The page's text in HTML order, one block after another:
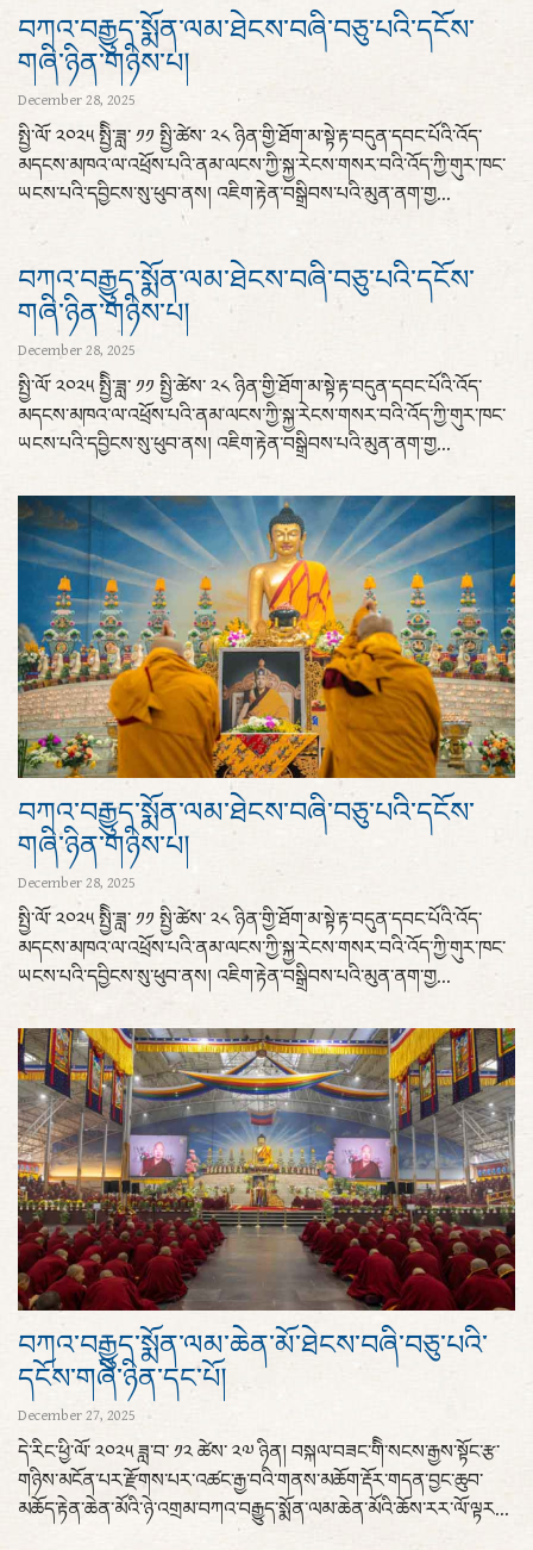
བཀའ་བརྒྱུད་སྨོན་ལམ་ཐེངས་བཞི་བཅུ་པའི་དངོས་
གཞི་ཉིན་གཉིས་པ།
December 28, 2025
སྤྱི་ལོ་ ༢༠༢༥ སྤྱིི་ཟླ་ ༡༡ སྤྱི་ཚེས་ ༢༨ ཉིན་གྱི་ཐོག་མ་སྟེ་རྟ་བདུན་དབང་པོའི་འོད་
མདངས་མཁའ་ལ་འཕྲོས་པའི་ནམ་ལངས་ཀྱི་སྐྱ་རེངས་གསར་བའི་འོད་ཀྱི་གུར་ཁང་
ཡངས་པའི་དབྱིངས་སུ་ཕུབ་ནས། འཇིག་རྟེན་བསྒྲིབས་པའི་མུན་ནག་གྱ...
བཀའ་བརྒྱུད་སྨོན་ལམ་ཐེངས་བཞི་བཅུ་པའི་དངོས་
གཞི་ཉིན་གཉིས་པ།
December 28, 2025
སྤྱི་ལོ་ ༢༠༢༥ སྤྱིི་ཟླ་ ༡༡ སྤྱི་ཚེས་ ༢༨ ཉིན་གྱི་ཐོག་མ་སྟེ་རྟ་བདུན་དབང་པོའི་འོད་
མདངས་མཁའ་ལ་འཕྲོས་པའི་ནམ་ལངས་ཀྱི་སྐྱ་རེངས་གསར་བའི་འོད་ཀྱི་གུར་ཁང་
ཡངས་པའི་དབྱིངས་སུ་ཕུབ་ནས། འཇིག་རྟེན་བསྒྲིབས་པའི་མུན་ནག་གྱ...
བཀའ་བརྒྱུད་སྨོན་ལམ་ཐེངས་བཞི་བཅུ་པའི་དངོས་
གཞི་ཉིན་གཉིས་པ།
December 28, 2025
སྤྱི་ལོ་ ༢༠༢༥ སྤྱིི་ཟླ་ ༡༡ སྤྱི་ཚེས་ ༢༨ ཉིན་གྱི་ཐོག་མ་སྟེ་རྟ་བདུན་དབང་པོའི་འོད་
མདངས་མཁའ་ལ་འཕྲོས་པའི་ནམ་ལངས་ཀྱི་སྐྱ་རེངས་གསར་བའི་འོད་ཀྱི་གུར་ཁང་
ཡངས་པའི་དབྱིངས་སུ་ཕུབ་ནས། འཇིག་རྟེན་བསྒྲིབས་པའི་མུན་ནག་གྱ...
བཀའ་བརྒྱུད་སྨོན་ལམ་ཆེན་མོ་ཐེངས་བཞི་བཅུ་པའི་
དངོས་གཞི་ཉིན་དང་པོ།
December 27, 2025
དེ་རིང་ཕྱི་ལོ་ ༢༠༢༥ ཟླ་བ་ ༡༢ ཚེས་ ༢༧ ཉིན། བསྐལ་བཟང་གིི་སངས་རྒྱས་སྟོང་རྩ་
གཉིས་མངོན་པར་རྫོགས་པར་འཚང་རྒྱ་བའི་གནས་མཆོག་རྡོར་གདན་བྱང་ཆུབ་
མཆོད་རྟེན་ཆེན་མོའི་ཉེ་འགྲམ་བཀའ་བརྒྱུད་སྨོན་ལམ་ཆེན་མོའི་ཆོས་རར་ལོ་ལྟར...